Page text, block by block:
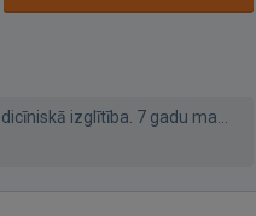
izglītība. 7 gadu ma...